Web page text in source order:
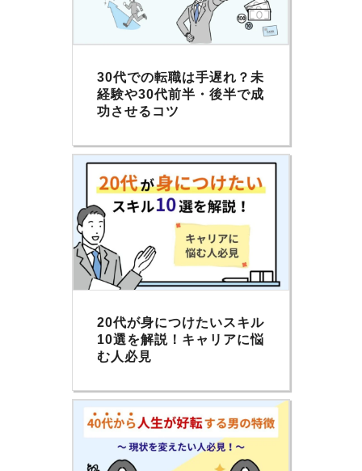
30代での転職は手遅れ？未
経験や30代前半・後半で成
功させるコツ
20代が身につけたいスキル
10選を解説！キャリアに悩
む人必見